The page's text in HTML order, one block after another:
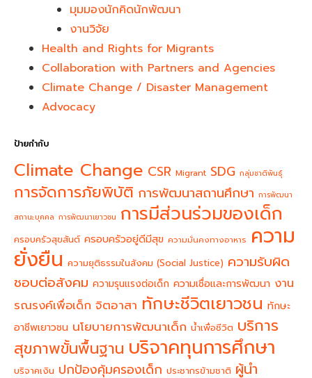
มุมมองนักคิดนักพัฒนา
งานวิจัย
Health and Rights for Migrants
Collaboration with Partners and Agencies
Climate Change / Disaster Management
Advocacy
ป้ายกำกับ
Climate Change CSR Migrant SDG กลุ่มชาติพันธุ์
การจัดการภัยพิบัติ การพัฒนาสถานศึกษา การพัฒนา
สถานะบุคคล การพัฒนาเยาวชน การมีส่วนร่วมของเด็ก
ครอบครัวสุขสันต์ ครอบครัวอยู่ดีมีสุข ความมั่นคงทางอาหาร ความ
ยั่งยืน ความยุติธรรมในสังคม (Social Justice) ความรับผิด
ชอบต่อสังคม ความรุนแรงต่อเด็ก ความเชื่อและการพัฒนา งาน
รณรงค์เพื่อเด็ก จิตอาสา ทักษะชีวิตเยาวชน ทักษะ
อาชีพเยาวชน นโยบายการพัฒนาเด็ก น้ำเพื่อชีวิต บริการ
สุขภาพขั้นพื้นฐาน บริจาคทุนการศึกษา
บริจาคเงิน ปกป้องคุ้มครองเด็ก ประชากรข้ามชาติ ผู้นำ